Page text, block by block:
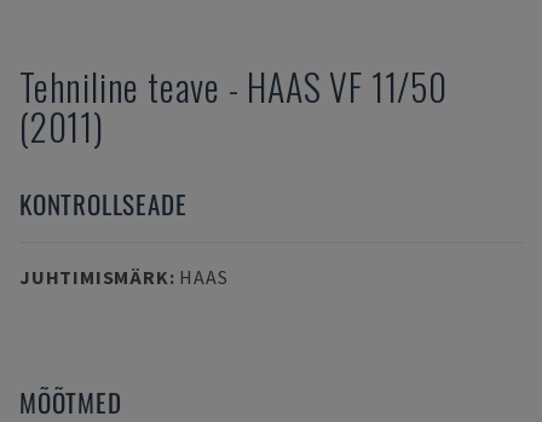
Tehniline teave - HAAS VF 11/50
(2011)
KONTROLLSEADE
JUHTIMISMÄRK: HAAS
MÕÕTMED